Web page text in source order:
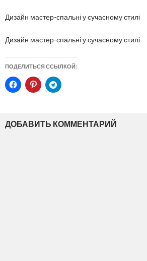
Дизайн мастер-спальні у сучасному стилі
Дизайн мастер-спальні у сучасному стилі
ПОДЕЛИТЬСЯ ССЫЛКОЙ:
ДОБАВИТЬ КОММЕНТАРИЙ